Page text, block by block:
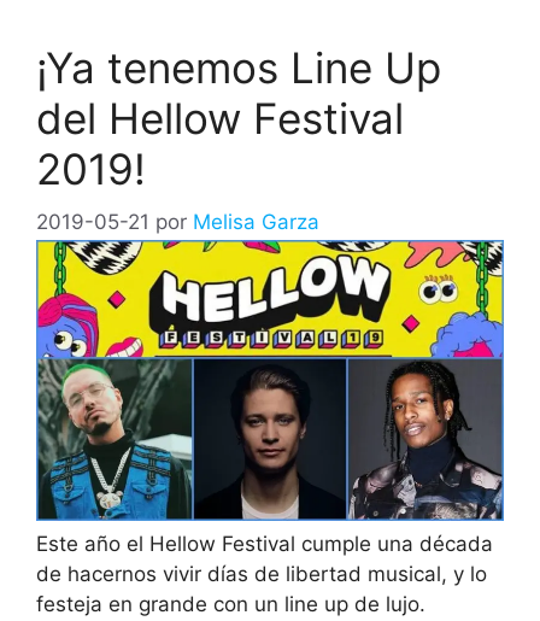
¡Ya tenemos Line Up
del Hellow Festival
2019!
2019-05-21 por Melisa Garza
Este año el Hellow Festival cumple una década
de hacernos vivir días de libertad musical, y lo
festeja en grande con un line up de lujo.